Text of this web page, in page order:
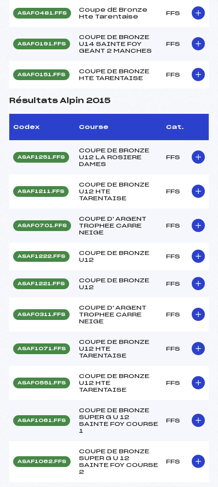
ASAF0481.FFS
Coupe dE Bronze
Hte Tarentaise
FFS
ASAF0191.FFS
COUPE DE BRONZE
U14 SAINTE FOY
GEANT 2 MANCHES
FFS
ASAF0151.FFS
COUPE DE BRONZE
HTE TARENTAISE
FFS
Résultats Alpin 2015
Codex Course Cat.
ASAF1251.FFS
COUPE DE BRONZE
U12 LA ROSIERE
DAMES
FFS
ASAF1211.FFS
COUPE DE BRONZE
U12 HTE
TARENTAISE
FFS
ASAF0701.FFS
COUPE D' ARGENT
TROPHEE CARRE
NEIGE
FFS
ASAF1222.FFS
COUPE DE BRONZE
U12
FFS
ASAF1221.FFS
COUPE DE BRONZE
U12
FFS
ASAF0311.FFS
COUPE D' ARGENT
TROPHEE CARRE
NEIGE
FFS
ASAF1071.FFS
COUPE DE BRONZE
U12 HTE
TARENTAISE
FFS
ASAF0551.FFS
COUPE DE BRONZE
U12 HTE
TARENTAISE
FFS
ASAF1061.FFS
COUPE DE BRONZE
SUPER G U 12
SAINTE FOY COURSE
1
FFS
ASAF1062.FFS
COUPE DE BRONZE
SUPER G U 12
SAINTE FOY COURSE
2
FFS